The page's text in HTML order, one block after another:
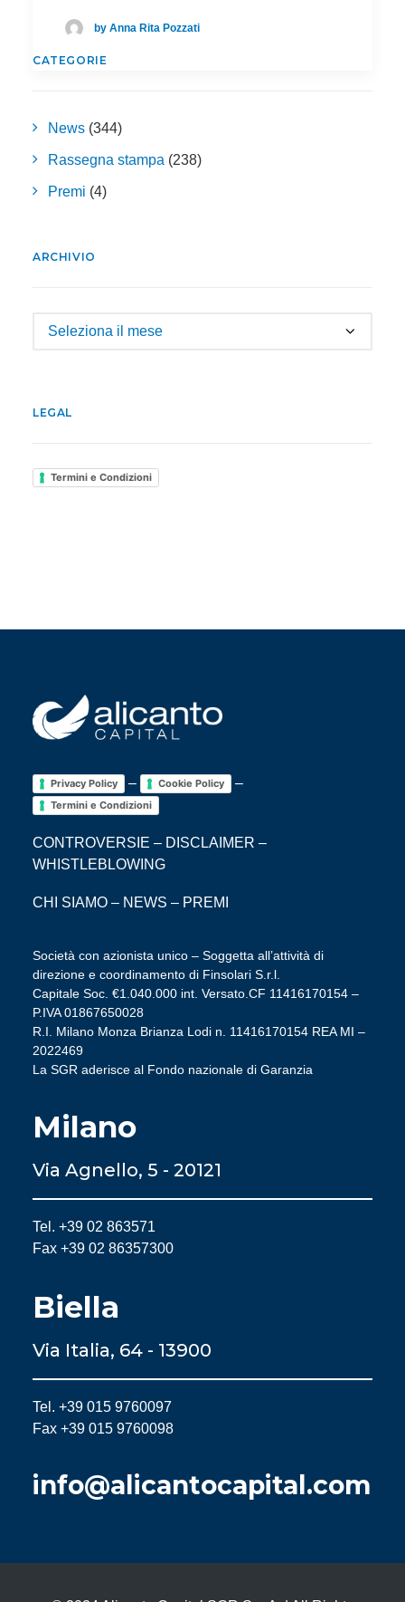
by Anna Rita Pozzati
CATEGORIE
News (344)
Rassegna stampa (238)
Premi (4)
ARCHIVIO
Archivio
LEGAL
Termini e Condizioni
Privacy Policy – Cookie Policy –
Termini e Condizioni
CONTROVERSIE – DISCLAIMER –
WHISTLEBLOWING
CHI SIAMO – NEWS – PREMI
Società con azionista unico – Soggetta all’attività di
direzione e coordinamento di Finsolari S.r.l.
Capitale Soc. €1.040.000 int. Versato.CF 11416170154 –
P.IVA 01867650028
R.I. Milano Monza Brianza Lodi n. 11416170154 REA MI –
2022469
La SGR aderisce al Fondo nazionale di Garanzia
Milano
Via Agnello, 5 - 20121
Tel. +39 02 863571
Fax +39 02 86357300
Biella
Via Italia, 64 - 13900
Tel. +39 015 9760097
Fax +39 015 9760098
info@alicantocapital.com